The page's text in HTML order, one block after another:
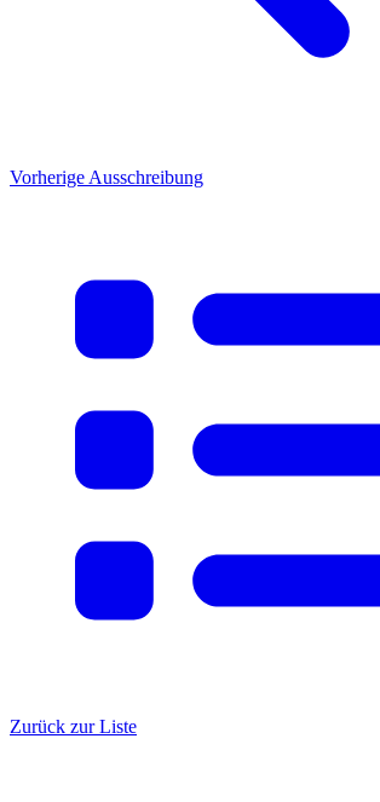
Vorherige Ausschreibung
Zurück zur Liste